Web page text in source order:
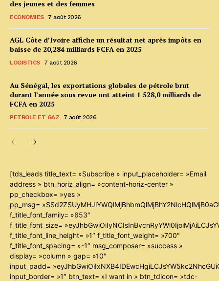
des jeunes et des femmes
ECONOMIES 7 août 2026
AGL Côte d’Ivoire affiche un résultat net après impôts en
baisse de 20,284 milliards FCFA en 2025
LOGISTICS 7 août 2026
Au Sénégal, les exportations globales de pétrole brut
durant l’année sous revue ont atteint 1 528,0 milliards de
FCFA en 2025
PETROLE ET GAZ 7 août 2026
[tds_leads title_text= »Subscribe » input_placeholder= »Email
address » btn_horiz_align= »content-horiz-center »
pp_checkbox= »yes »
pp_msg=
f_title_font_family= »653″
f_title_font_size=
f_title_font_line_height= »1″ f_title_font_weight= »700″
f_title_font_spacing= »-1″ msg_composer= »success »
display= »column » gap= »10″
input_padd=
input_border= »1″ btn_text= »I want in » btn_tdicon= »tdc-